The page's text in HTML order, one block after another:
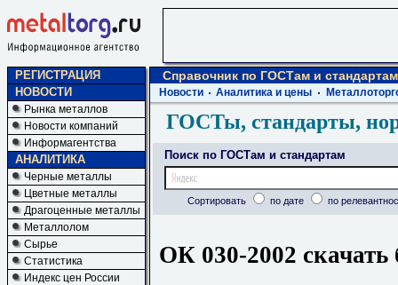
РЕГИСТРАЦИЯ
НОВОСТИ
Рынка металлов
Новости компаний
Информагентства
АНАЛИТИКА
Черные металлы
Цветные металлы
Драгоценные металлы
Металлолом
Сырье
Статистика
Индекс цен России
Справочник по ГОСТам и стандартам
Новости Аналитика и цены
ГОСТы, стандарты,
Поиск по ГОСТам и стандартам
Сортировать по дате по
ОК 030-2002 скачать